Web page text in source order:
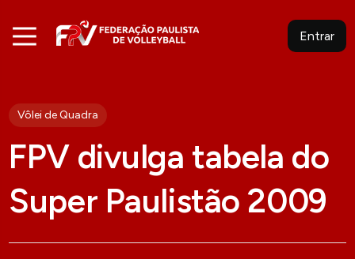
Entrar
Vôlei de Quadra
FPV divulga tabela do
Super Paulistão 2009